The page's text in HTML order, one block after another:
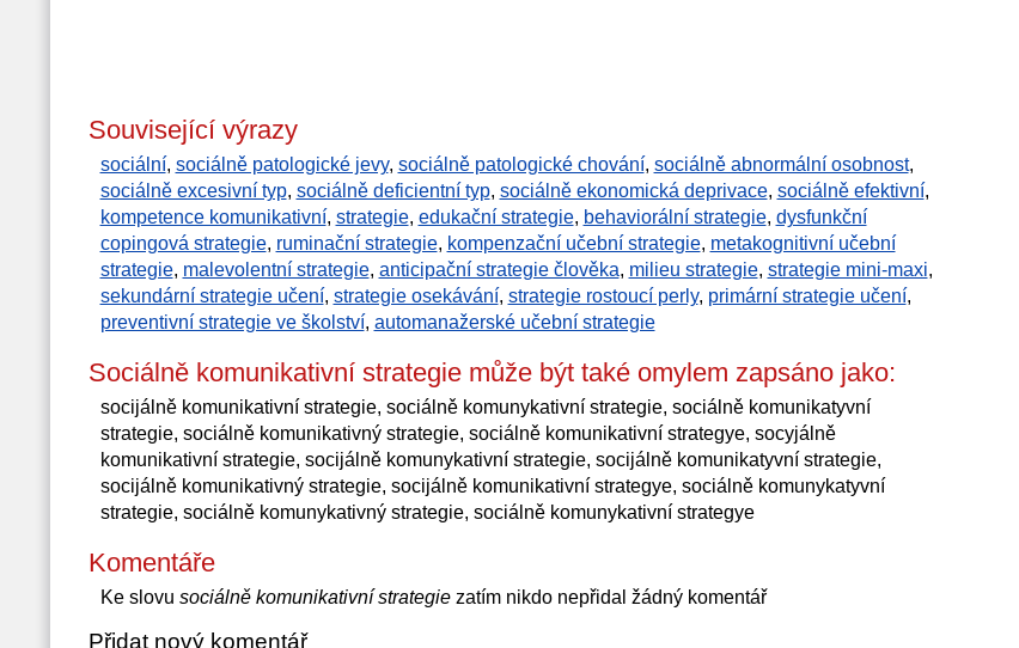
Související výrazy
sociální, sociálně patologické jevy, sociálně patologické chování, sociálně abnormální osobnost,
sociálně excesivní typ, sociálně deficientní typ, sociálně ekonomická deprivace, sociálně efektivní,
kompetence komunikativní, strategie, edukační strategie, behaviorální strategie, dysfunkční
copingová strategie, ruminační strategie, kompenzační učební strategie, metakognitivní učební
strategie, malevolentní strategie, anticipační strategie člověka, milieu strategie, strategie mini-maxi,
sekundární strategie učení, strategie osekávání, strategie rostoucí perly, primární strategie učení,
preventivní strategie ve školství, automanažerské učební strategie
Sociálně komunikativní strategie může být také omylem zapsáno jako:
socijálně komunikativní strategie, sociálně komunykativní strategie, sociálně komunikatyvní
strategie, sociálně komunikativný strategie, sociálně komunikativní strategye, socyjálně
komunikativní strategie, socijálně komunykativní strategie, socijálně komunikatyvní strategie,
socijálně komunikativný strategie, socijálně komunikativní strategye, sociálně komunykatyvní
strategie, sociálně komunykativný strategie, sociálně komunykativní strategye
Komentáře
Ke slovu sociálně komunikativní strategiezatím nikdo nepřidal žádný komentář
Přidat nový komentář